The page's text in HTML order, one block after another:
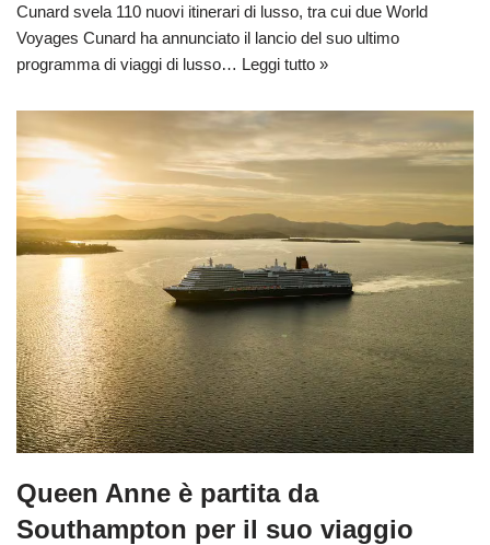
Cunard svela 110 nuovi itinerari di lusso, tra cui due World
Voyages Cunard ha annunciato il lancio del suo ultimo
programma di viaggi di lusso… Leggi tutto »
Queen Anne è partita da
Southampton per il suo viaggio